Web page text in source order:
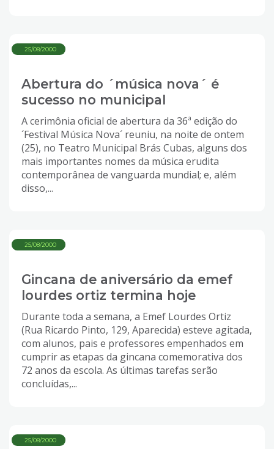
25/08/2000
Abertura do ´música nova´ é
sucesso no municipal
A cerimônia oficial de abertura da 36ª edição do
´Festival Música Nova´ reuniu, na noite de ontem
(25), no Teatro Municipal Brás Cubas, alguns dos
mais importantes nomes da música erudita
contemporânea de vanguarda mundial; e, além
disso,...
25/08/2000
Gincana de aniversário da emef
lourdes ortiz termina hoje
Durante toda a semana, a Emef Lourdes Ortiz
(Rua Ricardo Pinto, 129, Aparecida) esteve agitada,
com alunos, pais e professores empenhados em
cumprir as etapas da gincana comemorativa dos
72 anos da escola. As últimas tarefas serão
concluídas,...
25/08/2000